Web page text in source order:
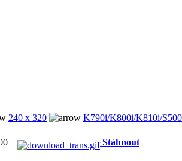
240 x 320 K790i/K800i/K810i/
Stáhnout